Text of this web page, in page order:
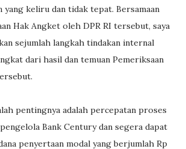
yang keliru dan tidak tepat. Bersamaan
Hak Angket oleh DPR RI tersebut, saya
sejumlah langkah tindakan internal
dari hasil dan temuan Pemeriksaan
pentingnya adalah percepatan proses
Bank Century dan segera dapat
penyertaan modal yang berjumlah Rp